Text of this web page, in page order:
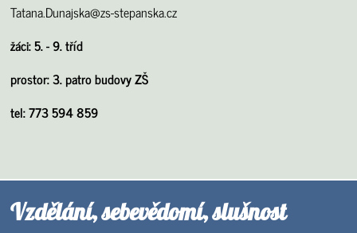
Tatana.Dunajska@zs-stepanska.cz
žáci: 5. - 9. tříd
prostor: 3. patro budovy ZŠ
tel: 773 594 859
Vzdělání, sebevědomí, slušnost